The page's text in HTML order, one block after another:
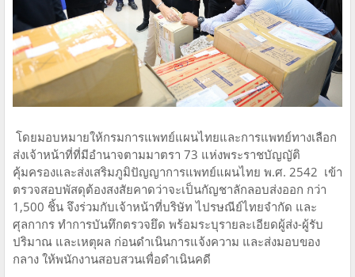
โดยมอบหมายให้กรมการแพทย์แผนไทยและการแพทย์ทางเลือก
ส่งเจ้าหน้าที่ที่มีอำนาจตามมาตรา 73 แห่งพระราชบัญญัติ
คุ้มครองและส่งเสริมภูมิปัญญาการแพทย์แผนไทย พ.ศ. 2542 เข้า
ตรวจสอบพัสดุต้องสงสัยคาดว่าจะเป็นกัญชาลักลอบส่งออก กว่า
1,500 ชิ้น จึงร่วมกับเจ้าหน้าที่บริษัท ไปรษณีย์ไทยจำกัด และ
ศุลกากร ทำการบันทึกตรวจยึด พร้อมระบุรายละเอียดผู้ส่ง-ผู้รับ
ปริมาณ และเหตุผล ก่อนดำเนินการแจ้งความ และส่งมอบของ
กลาง ให้พนักงานสอบสวนเพื่อดำเนินคดี